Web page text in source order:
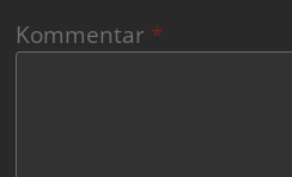
Kommentar *